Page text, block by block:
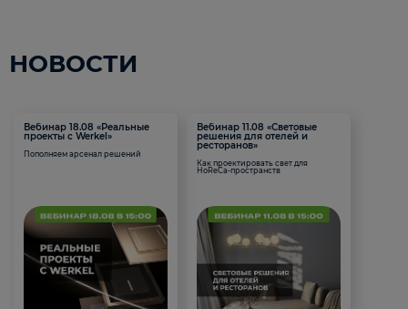
НОВОСТИ
Вебинар 18.08 «Реальные
проекты с Werkel»
Пополняем арсенал решений
Вебинар 11.08 «Световые
решения для отелей и
ресторанов»
Как проектировать свет для
HoReCa-пространств